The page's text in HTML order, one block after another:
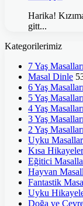
Harika!
gitt...
Kategorilerimiz
7 Yaş Masalları
Masal Dinle
6 Yaş Masalları
5 Yaş Masalları
4 Yaş Masalları
3 Yaş Masalları
2 Yaş Masalları
Uyku
Kısa Hikayeler
Eğitici
Hayvan
Fantastik
Uyku
Doğa ve